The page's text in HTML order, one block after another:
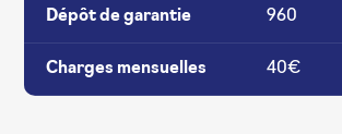
Dépôt de garantie 960
Charges mensuelles 40€